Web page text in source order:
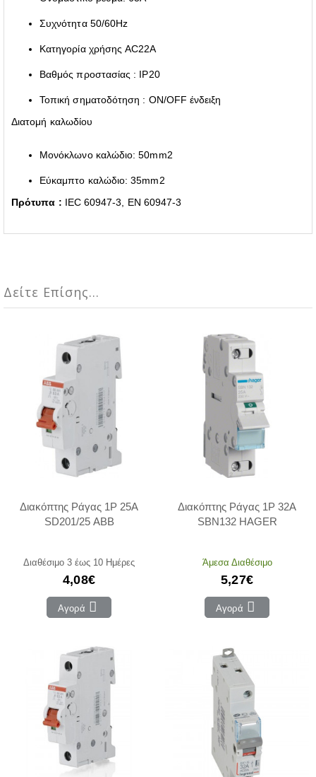
Συχνότητα 50/60Hz
Κατηγορία χρήσης AC22A
Βαθμός προστασίας : IP20
Τοπική σηματοδότηση : ON/OFF ένδειξη
Διατομή καλωδίου
Μονόκλωνο καλώδιο: 50mm2
Εύκαμπτο καλώδιο: 35mm2
Πρότυπα : IEC 60947-3, EN 60947-3
Δείτε Επίσης...
Διακόπτης Ράγας 1P 25Α
SD201/25 ABB
Διαθέσιμο 3 έως 10 Ημέρες
4,08€
Αγορά
Διακόπτης Ράγας 1P 32Α
SBN132 HAGER
Άμεσα Διαθέσιμο
5,27€
Αγορά